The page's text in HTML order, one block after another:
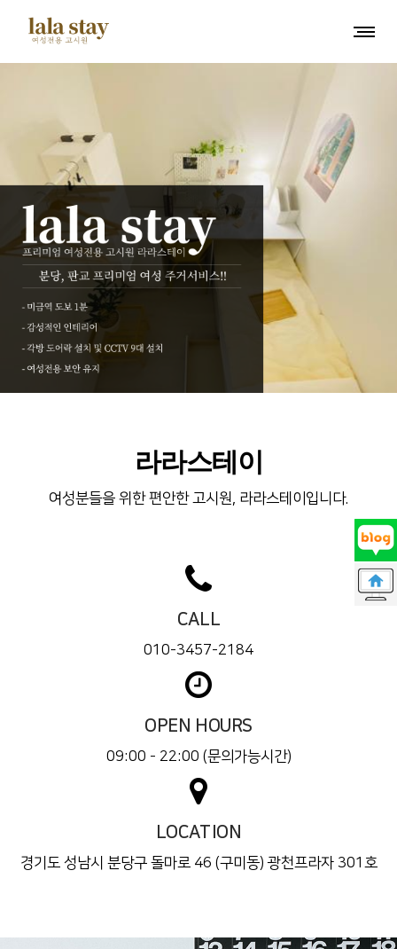
라라스테이
여성분들을 위한 편안한 고시원, 라라스테이입니다.
CALL
010-3457-2184
OPEN HOURS
09:00 - 22:00 (문의가능시간)
LOCATION
경기도 성남시 분당구 돌마로 46 (구미동) 광천프라자 301호